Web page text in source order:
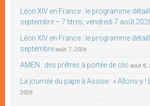
Léon XIV en France : le programme
septembre – 7 titres, vendredi 7 août
Léon XIV en France : le programme
septembre août 7, 2026
AMEN : des prêtres à portée de clic août 6,
La journée du pape à Assise : « Allons-y !
2026